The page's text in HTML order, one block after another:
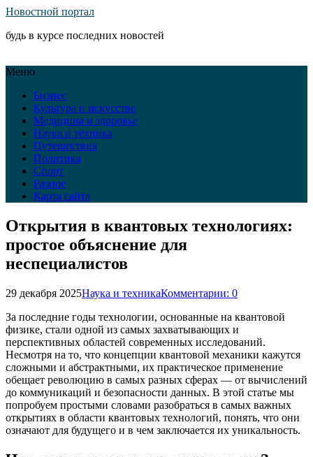
Новостной портал
будь в курсе последних новостей
Меню
Бизнес
Культура и искусство
Медицина и здоровье
Наука и техника
Путешествия
Политика
Спорт
Разное
Карта сайта
Открытия в квантовых технологиях:
простое объяснение для
неспециалистов
29 декабря 2025Наука и техникаКомментарии: 0
За последние годы технологии, основанные на квантовой
физике, стали одной из самых захватывающих и
перспективных областей современных исследований.
Несмотря на то, что концепции квантовой механики кажутся
сложными и абстрактными, их практическое применение
обещает революцию в самых разных сферах — от вычислений
до коммуникаций и безопасности данных. В этой статье мы
попробуем простыми словами разобраться в самых важных
открытиях в области квантовых технологий, понять, что они
означают для будущего и в чем заключается их уникальность.